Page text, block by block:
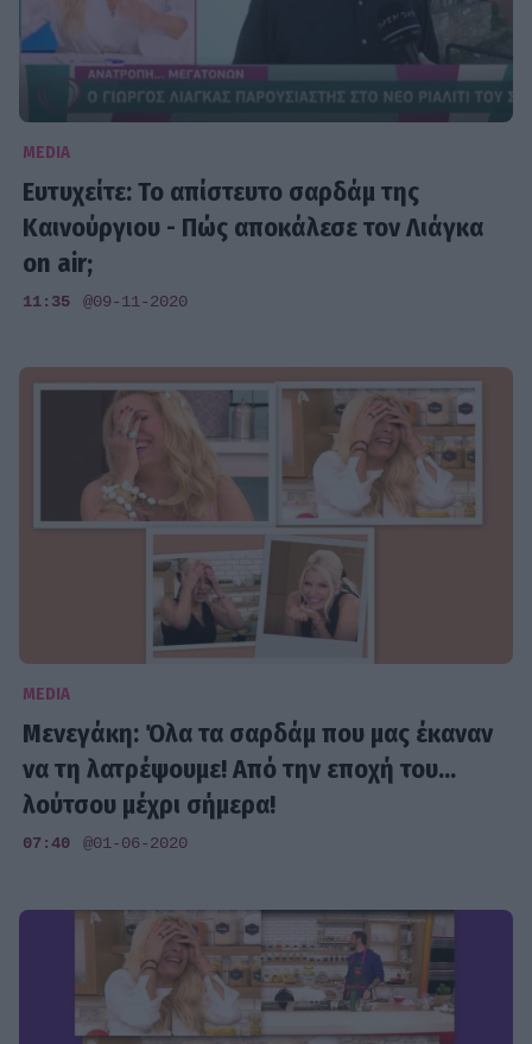
MEDIA
Ευτυχείτε: Το απίστευτο σαρδάμ της
Καινούργιου - Πώς αποκάλεσε τον Λιάγκα
on air;
11:35 @09-11-2020
MEDIA
Μενεγάκη: Όλα τα σαρδάμ που μας έκαναν
να τη λατρέψουμε! Από την εποχή του...
λούτσου μέχρι σήμερα!
07:40 @01-06-2020